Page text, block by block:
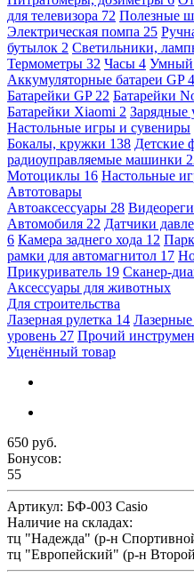
для телевизора 72 Полезные
Электрическая помпа 25
бутылок 2 Светильники,
Термометры 32 Часы 4 Умный
Аккумуляторные батареи GP4
Батарейки GP 22 Батарейки
Батарейки Xiaomi 2 Зарядные
Настольные игры и сувениры
Бокалы, кружки 138 Детские
радиоуправляемые машинки
Мотоциклы 16 Настольные
Автотовары
Автоаксессуары 28
Автомобиля 22 Датчики
6 Камера заднего хода 12
рамки для автомагнитол 17
Прикуриватель 19 Сканер-
Аксессуары для животных
Для строительства
Лазерная рулетка 14
уровень 27 Прочий
Уценённый товар
650 руб.
Бонусов:
55
Артикул: БФ-003 Casio
Наличие на складах:
тц "Надежда" (р-н
тц "Европейский" (р-н